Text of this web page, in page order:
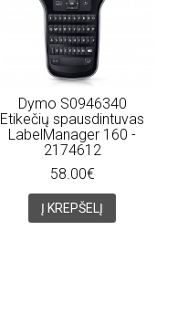
Dymo S0946340
Etikečių spausdintuvas
LabelManager 160 -
2174612
58.00€
Į KREPŠELĮ